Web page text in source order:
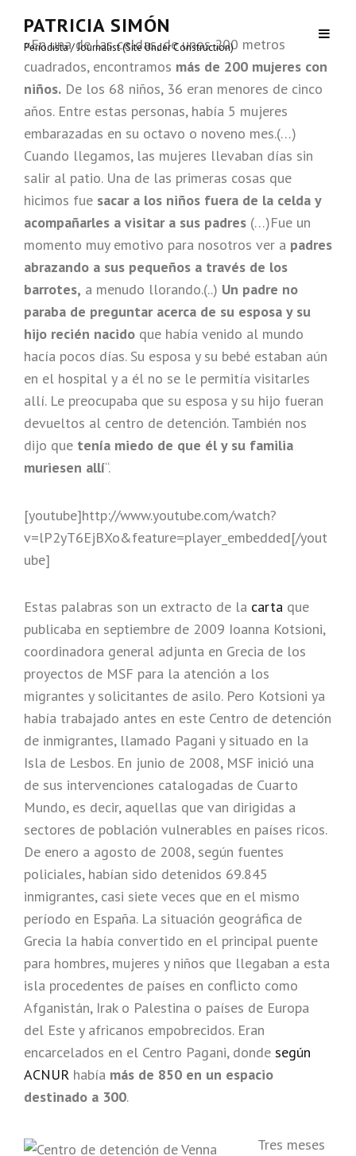
PATRICIA SIMÓN
Periodista / Journalist (Site Under Construction)
«En una de las celdas, de unos 200 metros
cuadrados, encontramos más de 200 mujeres con
niños. De los 68 niños, 36 eran menores de cinco
años. Entre estas personas, había 5 mujeres
embarazadas en su octavo o noveno mes.(…)
Cuando llegamos, las mujeres llevaban días sin
salir al patio. Una de las primeras cosas que
hicimos fue sacar a los niños fuera de la celda y
acompañarles a visitar a sus padres (…)Fue un
momento muy emotivo para nosotros ver a padres
abrazando a sus pequeños a través de los
barrotes, a menudo llorando.(..) Un padre no
paraba de preguntar acerca de su esposa y su
hijo recién nacido que había venido al mundo
hacía pocos días. Su esposa y su bebé estaban aún
en el hospital y a él no se le permitía visitarles
allí. Le preocupaba que su esposa y su hijo fueran
devueltos al centro de detención. También nos
dijo que tenía miedo de que él y su familia
muriesen allí“.
[youtube]http://www.youtube.com/watch?
v=lP2yT6EjBXo&feature=player_embedded[/yout
ube]
Estas palabras son un extracto de la carta que
publicaba en septiembre de 2009 Ioanna Kotsioni,
coordinadora general adjunta en Grecia de los
proyectos de MSF para la atención a los
migrantes y solicitantes de asilo. Pero Kotsioni ya
había trabajado antes en este Centro de detención
de inmigrantes, llamado Pagani y situado en la
Isla de Lesbos. En junio de 2008, MSF inició una
de sus intervenciones catalogadas de Cuarto
Mundo, es decir, aquellas que van dirigidas a
sectores de población vulnerables en países ricos.
De enero a agosto de 2008, según fuentes
policiales, habían sido detenidos 69.845
inmigrantes, casi siete veces que en el mismo
período en España. La situación geográfica de
Grecia la había convertido en el principal puente
para hombres, mujeres y niños que llegaban a esta
isla procedentes de países en conflicto como
Afganistán, Irak o Palestina o países de Europa
del Este y africanos empobrecidos. Eran
encarcelados en el Centro Pagani, donde según
ACNUR había más de 850 en un espacio
destinado a 300.
Tres meses